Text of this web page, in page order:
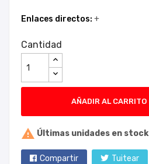
Enlaces directos: +
Cantidad
AÑADIR AL CARRITO
 Últimas unidades en stock
Compartir Tuitear